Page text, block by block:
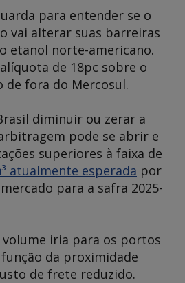
para entender se o
vai alterar suas barreiras
etanol norte-americano.
de 18pc sobre o
fora do Mercosul.
diminuir ou zerar a
pode se abrir e
superiores à faixa de
atualmente esperada por
para a safra 2025-
iria para os portos
da proximidade
de frete reduzido.